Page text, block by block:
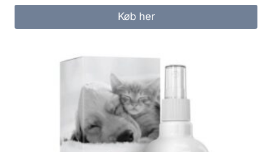
Køb her